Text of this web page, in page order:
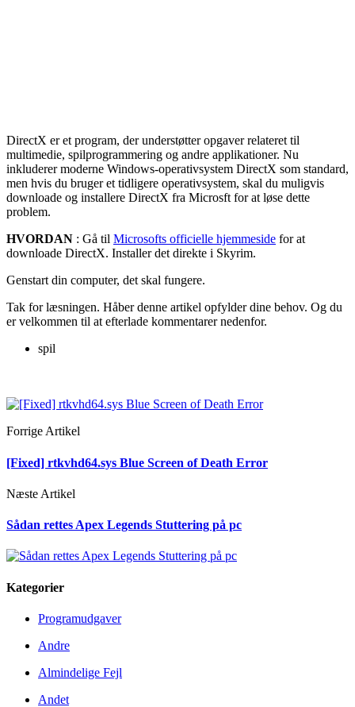
DirectX er et program, der understøtter opgaver relateret til
multimedie, spilprogrammering og andre applikationer. Nu
inkluderer moderne Windows-operativsystem DirectX som standard,
men hvis du bruger et tidligere operativsystem, skal du muligvis
downloade og installere DirectX fra Microsft for at løse dette
problem.
HVORDAN : Gå til Microsofts officielle hjemmeside for at
downloade DirectX. Installer det direkte i Skyrim.
Genstart din computer, det skal fungere.
Tak for læsningen. Håber denne artikel opfylder dine behov. Og du
er velkommen til at efterlade kommentarer nedenfor.
spil
Forrige Artikel
[Fixed] rtkvhd64.sys Blue Screen of Death Error
Næste Artikel
Sådan rettes Apex Legends Stuttering på pc
Kategorier
Programudgaver
Andre
Almindelige Fejl
Andet